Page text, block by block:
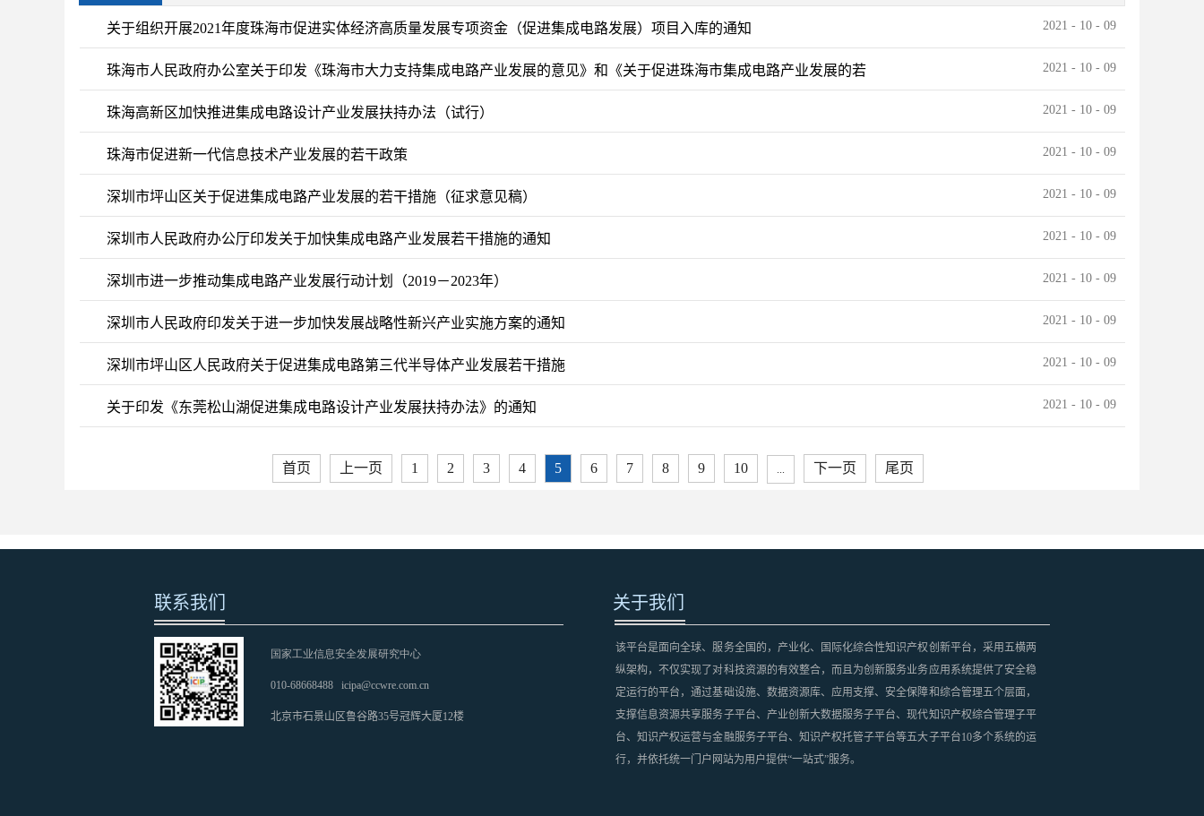
关于组织开展2021年度珠海市促进实体经济高质量发展专项资金（促进集成电路发展）项目入库的通知 2021 - 10 - 09
珠海市人民政府办公室关于印发《珠海市大力支持集成电路产业发展的意见》和《关于促进珠海市集成电路产业发展的若 2021 - 10 - 09
珠海高新区加快推进集成电路设计产业发展扶持办法（试行） 2021 - 10 - 09
珠海市促进新一代信息技术产业发展的若干政策 2021 - 10 - 09
深圳市坪山区关于促进集成电路产业发展的若干措施（征求意见稿） 2021 - 10 - 09
深圳市人民政府办公厅印发关于加快集成电路产业发展若干措施的通知 2021 - 10 - 09
深圳市进一步推动集成电路产业发展行动计划（2019－2023年） 2021 - 10 - 09
深圳市人民政府印发关于进一步加快发展战略性新兴产业实施方案的通知 2021 - 10 - 09
深圳市坪山区人民政府关于促进集成电路第三代半导体产业发展若干措施 2021 - 10 - 09
关于印发《东莞松山湖促进集成电路设计产业发展扶持办法》的通知 2021 - 10 - 09
首页 上一页 1 2 3 4 5 6 7 8 9 10 ... 下一页 尾页
联系我们 关于我们
国家工业信息安全发展研究中心
010-68668488 icipa@ccwre.com.cn
北京市石景山区鲁谷路35号冠辉大厦12楼
该平台是面向全球、服务全国的，产业化、国际化综合性知识产权创新平台，采用五横两
纵架构，不仅实现了对科技资源的有效整合，而且为创新服务业务应用系统提供了安全稳
定运行的平台，通过基础设施、数据资源库、应用支撑、安全保障和综合管理五个层面，
支撑信息资源共享服务子平台、产业创新大数据服务子平台、现代知识产权综合管理子平
台、知识产权运营与金融服务子平台、知识产权托管子平台等五大子平台10多个系统的运
行，并依托统一门户网站为用户提供“一站式”服务。